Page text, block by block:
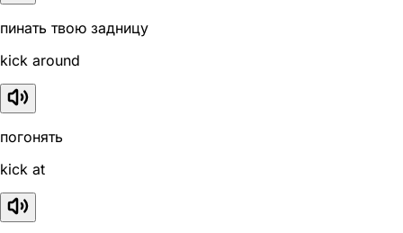
пинать твою задницу
kick around
погонять
kick at